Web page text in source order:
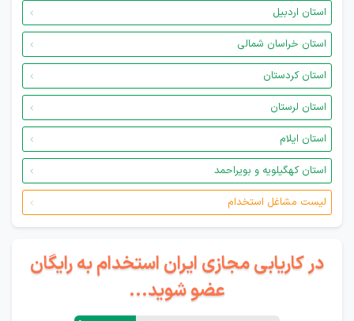
استان اردبیل
استان خراسان شمالی
استان کردستان
استان لرستان
استان ایلام
استان کهگیلویه و بویراحمد
لیست مشاغل استخدام
در کاریابی مجازی ایران استخدام به رایگان
عضو شوید...